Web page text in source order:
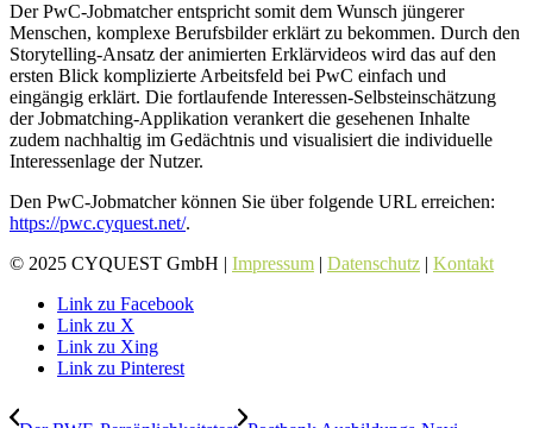
Der PwC-Jobmatcher entspricht somit dem Wunsch jüngerer
Menschen, komplexe Berufsbilder erklärt zu bekommen. Durch den
Storytelling-Ansatz der animierten Erklärvideos wird das auf den
ersten Blick komplizierte Arbeitsfeld bei PwC einfach und
eingängig erklärt. Die fortlaufende Interessen-Selbsteinschätzung
der Jobmatching-Applikation verankert die gesehenen Inhalte
zudem nachhaltig im Gedächtnis und visualisiert die individuelle
Interessenlage der Nutzer.
Den PwC-Jobmatcher können Sie über folgende URL erreichen:
https://pwc.cyquest.net/.
© 2025 CYQUEST GmbH | Impressum | Datenschutz | Kontakt
Link zu Facebook
Link zu X
Link zu Xing
Link zu Pinterest